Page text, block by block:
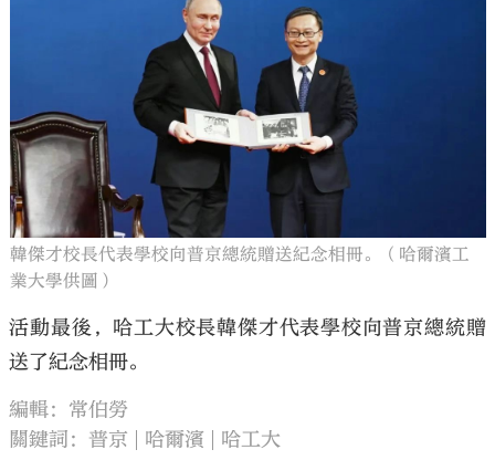
韓傑才校長代表學校向普京總統贈送紀念相冊。（哈爾濱工
業大學供圖）
活動最後，哈工大校長韓傑才代表學校向普京總統贈
送了紀念相冊。
編輯：常伯勞
關鍵詞： 普京 哈爾濱 哈工大